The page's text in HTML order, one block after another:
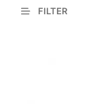
FILTER